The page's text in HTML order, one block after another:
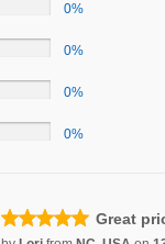
0%
0%
0%
0%
Great